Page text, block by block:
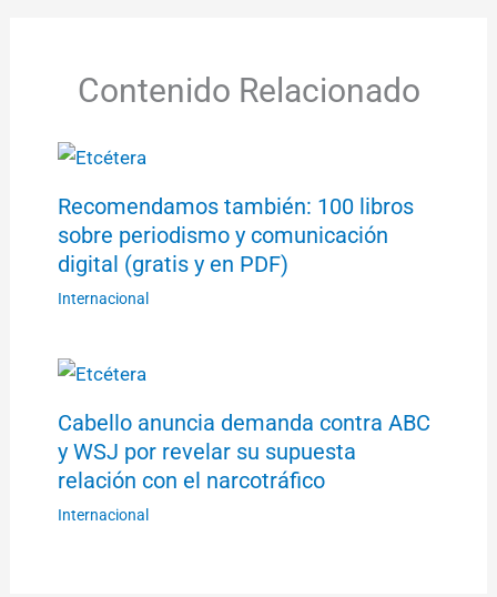
Contenido Relacionado
Recomendamos también: 100 libros
sobre periodismo y comunicación
digital (gratis y en PDF)
Internacional
Cabello anuncia demanda contra ABC
y WSJ por revelar su supuesta
relación con el narcotráfico
Internacional